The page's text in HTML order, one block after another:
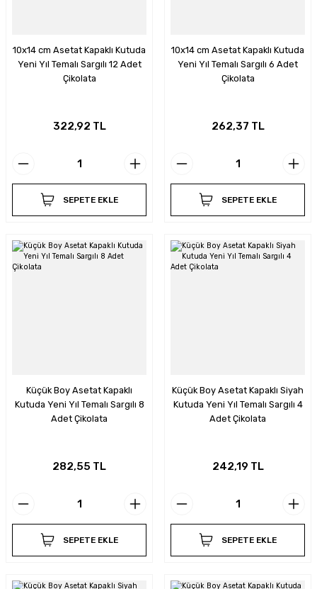
10x14 cm Asetat Kapaklı Kutuda
Yeni Yıl Temalı Sargılı 12 Adet
Çikolata
322,92 TL
SEPETE EKLE
10x14 cm Asetat Kapaklı Kutuda
Yeni Yıl Temalı Sargılı 6 Adet
Çikolata
262,37 TL
SEPETE EKLE
Küçük Boy Asetat Kapaklı
Kutuda Yeni Yıl Temalı Sargılı 8
Adet Çikolata
282,55 TL
SEPETE EKLE
Küçük Boy Asetat Kapaklı Siyah
Kutuda Yeni Yıl Temalı Sargılı 4
Adet Çikolata
242,19 TL
SEPETE EKLE